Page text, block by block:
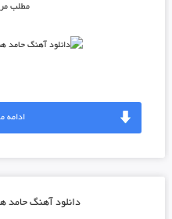
مطلب
ادامه
دانلود آهنگ حامد